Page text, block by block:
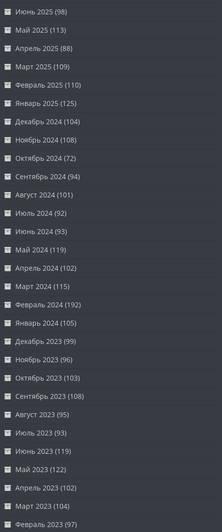
Июнь 2025 (98)
Май 2025 (113)
Апрель 2025 (88)
Март 2025 (109)
Февраль 2025 (110)
Январь 2025 (125)
Декабрь 2024 (104)
Ноябрь 2024 (108)
Октябрь 2024 (72)
Сентябрь 2024 (94)
Август 2024 (101)
Июль 2024 (92)
Июнь 2024 (93)
Май 2024 (119)
Апрель 2024 (102)
Март 2024 (115)
Февраль 2024 (192)
Январь 2024 (105)
Декабрь 2023 (99)
Ноябрь 2023 (96)
Октябрь 2023 (103)
Сентябрь 2023 (108)
Август 2023 (95)
Июль 2023 (93)
Июнь 2023 (119)
Май 2023 (122)
Апрель 2023 (102)
Март 2023 (104)
Февраль 2023 (97)